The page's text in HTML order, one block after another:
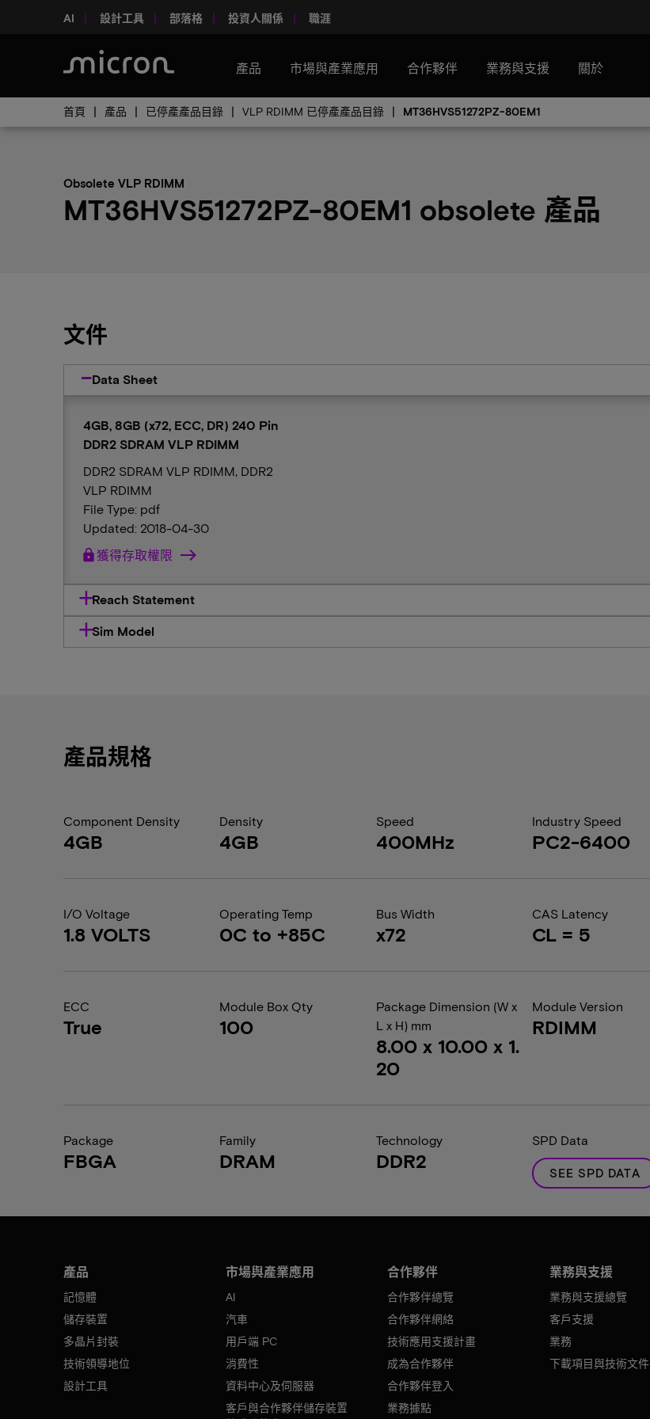
AI 設計工具 部落格 投資人關係 職涯
產品 市場與產業應用 合作夥伴 業務與支援 關於
首頁 產品 已停產產品目錄 VLP RDIMM 已停產產品目錄 MT36HVS51272PZ-80EM1
Obsolete VLP RDIMM
MT36HVS51272PZ-80EM1 obsolete 產品
文件
Data Sheet
4GB, 8GB (x72, ECC, DR) 240 Pin
DDR2 SDRAM VLP RDIMM
DDR2 SDRAM VLP RDIMM, DDR2
VLP RDIMM
File Type: pdf
Updated: 2018-04-30
lock 獲得存取權限
Reach Statement
Sim Model
產品規格
Component Density
4GB
Density
4GB
Speed
400MHz
Industry Speed
PC2-6400
I/O Voltage
1.8 VOLTS
Operating Temp
0C to +85C
Bus Width
x72
CAS Latency
CL = 5
ECC
True
Module Box Qty
100
Package Dimension (W x
L x H) mm
8.00 x 10.00 x 1.
20
Module Version
RDIMM
Package
FBGA
Family
DRAM
Technology
DDR2
SPD Data
SEE SPD DATA
產品
記憶體
儲存裝置
多晶片封裝
技術領導地位
設計工具
市場與產業應用
AI
汽車
用戶端 PC
消費性
資料中心及伺服器
客戶與合作夥伴儲存裝置
合作夥伴
合作夥伴總覽
合作夥伴網絡
技術應用支援計畫
成為合作夥伴
合作夥伴登入
業務據點
業務與支援
業務與支援總覽
客戶支援
業務
下載項目與技術文件